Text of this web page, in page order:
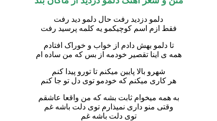
دلمو دزدید رفت حال دلمو دید رفت
فقط ازم اسم کوچیکمو یه کلمه پرسید رفت
تا دلمو بهش دادم از خواب و خوراک افتادم
همه ی اینا تقصیر خودمه از بس که من ساده ام
شهرو بالا پایین میکنم تا تورو پیدا کنم
هر کاری میکنم که خودمو توی دل تو جا کنم
به همه میخوام ثابت بشه که من واقعا عاشقم
وقتی منو داری نمیذارم توی دلت باشه غم
توی دلت باشه غم